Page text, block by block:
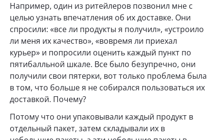
Например, один из ритейлеров позвонил мне с
целью узнать впечатления об их доставке. Они
спросили: «все ли продукты я получил», «устроило
ли меня их качество», «вовремя ли приехал
курьер» и попросили оценить каждый пункт по
пятибалльной шкале. Все было безупречно, они
получили свои пятерки, вот только проблема была
в том, что больше я не собирался пользоваться их
доставкой. Почему?
Потому что они упаковывали каждый продукт в
отдельный пакет, затем складывали их в